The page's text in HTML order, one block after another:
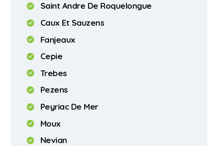
Saint Andre De Roquelongue
Caux Et Sauzens
Fanjeaux
Cepie
Trebes
Pezens
Peyriac De Mer
Moux
Nevian